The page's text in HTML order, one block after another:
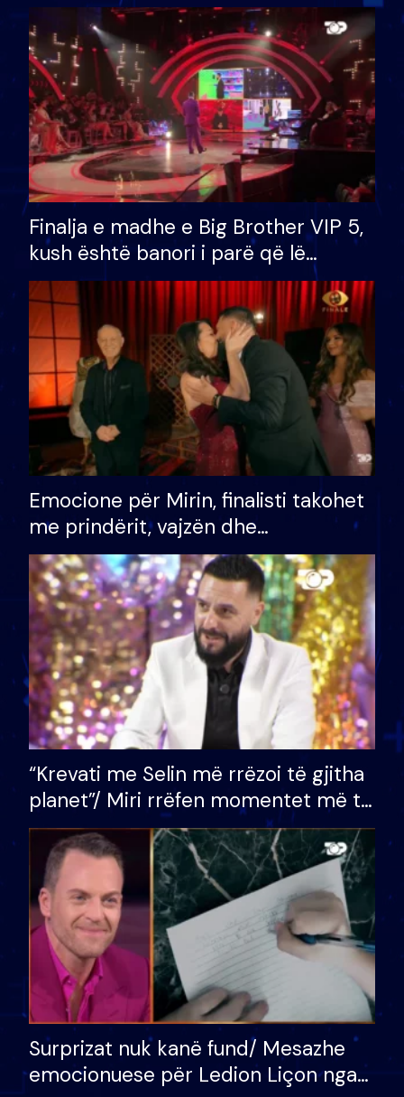
Finalja e madhe e Big Brother VIP 5,
kush është banori i parë që lë
shtëpinë dhe humb mundësinë për
të fituar çmimin e madh
Emocione për Mirin, finalisti takohet
me prindërit, vajzën dhe
bashkëshorten: S’kemi ndonjë letër
divorci apo jo?
“Krevati me Selin më rrëzoi të gjitha
planet”/ Miri rrëfen momentet më të
bukura në shtëpinë e BB VIP: Do më
mungojë zilja e mëngjesit kur…
Surprizat nuk kanë fund/ Mesazhe
emocionuese për Ledion Liçon nga